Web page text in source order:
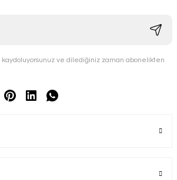
kaydoluyorsunuz ve dilediğiniz zaman abonelikten